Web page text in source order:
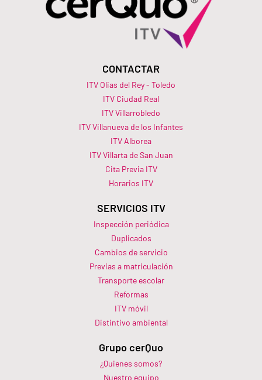
CONTACTAR
ITV Olias del Rey - Toledo
ITV Ciudad Real
ITV Villarrobledo
ITV Villanueva de los Infantes
ITV Alborea
ITV Villarta de San Juan
Cita Previa ITV
Horarios ITV​
SERVICIOS ITV
Inspección periódica
Duplicados
Cambios de servicio
Previas a matriculación
Transporte escolar
Reformas
ITV móvil
Distintivo ambiental
Grupo cerQuo
¿Quienes somos?
Nuestro equipo